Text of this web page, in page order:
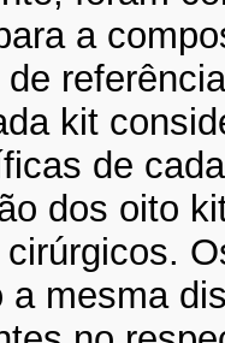
a
kit
de
dos oito
a mesma